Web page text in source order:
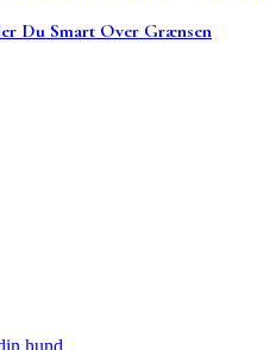
Du Smart Over Grænsen